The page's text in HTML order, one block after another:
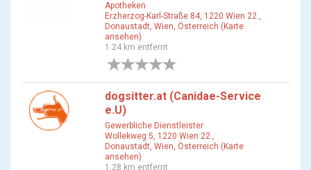
Apotheken
Erzherzog-Karl-Straße 84, 1220 Wien 22.,
Donaustadt, Wien, Österreich (Karte
ansehen)
1.24 km entfernt
dogsitter.at (Canidae-Service
e.U)
Gewerbliche Dienstleister
Wollekweg 5, 1220 Wien 22.,
Donaustadt, Wien, Österreich (Karte
ansehen)
1.28 km entfernt